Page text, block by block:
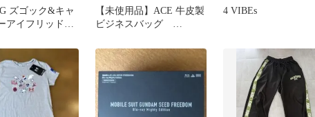
ズゴック&キャ
アイフリッド他
【未使用品】ACE 牛皮製
ビジネスバッグ
4 VIBEs